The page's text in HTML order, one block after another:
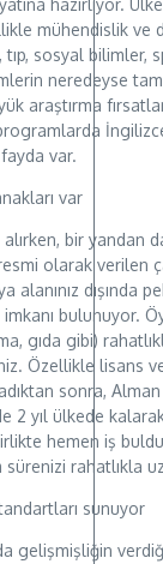
hazırlıyor.
mühendislik ve
sosyal bilimler,
neredeyse
araştırma
İngilizce
var.
var
bir yandan
olarak verilen
alanınız dışında
imkanı bulunuyor.
gıda gibi)
Özellikle lisans
sonra, Alman
2 yıl ülkede
hemen iş
rahatlıkla
sunuyor
gelişmişliğin